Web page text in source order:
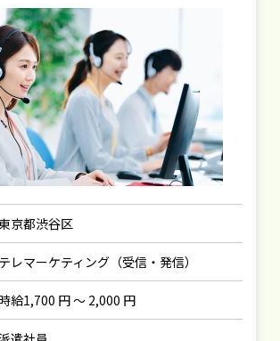
京都渋谷区
テレマーケティング（受信・発信）
給1,700 円 ～ 2,000 円